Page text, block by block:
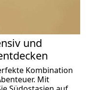
und
Kombination
Mit